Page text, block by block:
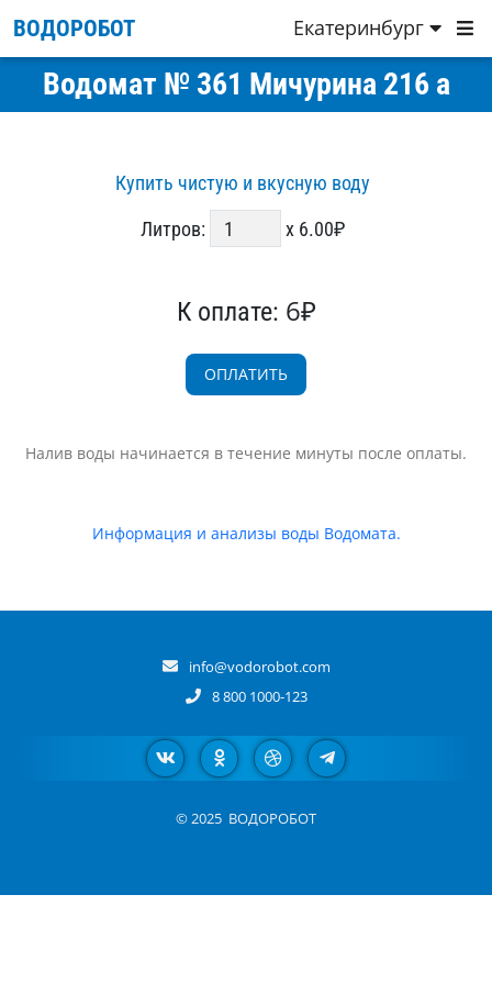
ВОДОРОБОТ Екатеринбург
Водомат № 361 Мичурина 216 а
Купить чистую и вкусную воду
Литров:
x 6.00₽
К оплате: 6₽
Налив воды начинается в течение минуты после оплаты.
Информация и анализы воды Водомата.
info@vodorobot.com
8 800 1000-123
© 2025 ВОДОРОБОТ